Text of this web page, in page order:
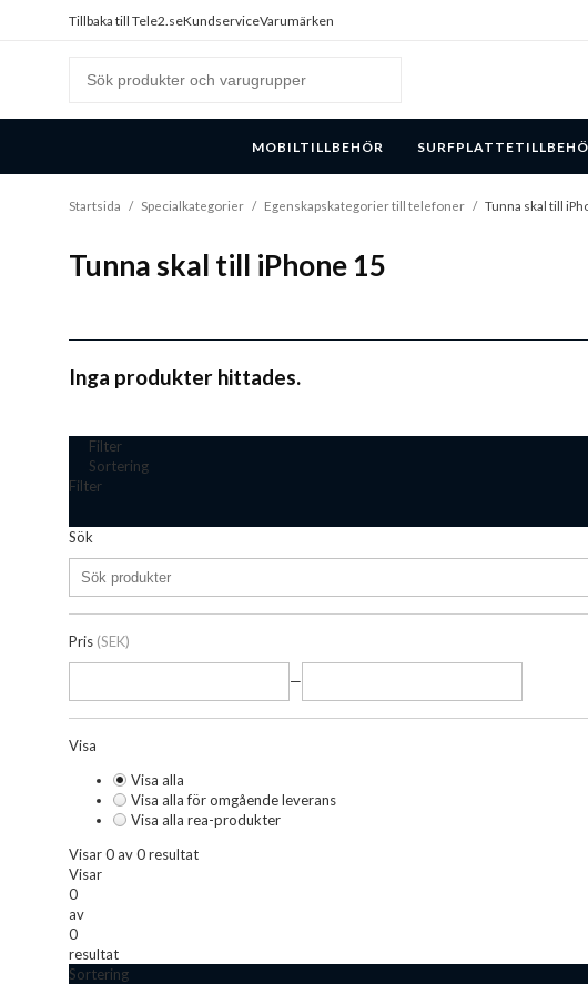
Tillbaka till Tele2.seKundserviceVarumärken
MOBILTILLBEHÖR
Startsida / Specialkategorier / Egenskapskategorier till telefoner / Tunna skal till
Tunna skal till iPhone 15
Inga produkter hittades.
Filter
Sortering
Filter
Sök
Pris (SEK)
—
Visa
Visa alla
Visa alla för omgående leverans
Visa alla rea-produkter
Visar 0 av 0 resultat
Visar
0
av
0
resultat
Sortering